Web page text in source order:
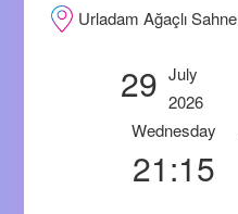
Urladam Ağaçlı Sahne
29 July
2026
Wednesday
21:15